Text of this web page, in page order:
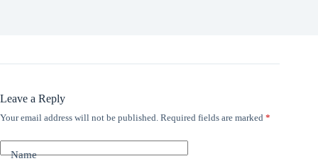
Leave a Reply
Your email address will not be published. Required fields are marked *
Name